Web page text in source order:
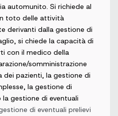
automunito. Si richiede al
toto delle attività
derivanti dalla gestione di
si chiede la capacità di
con il medico della
somministrazione
pazienti, la gestione di
la gestione di
la gestione di eventuali
di eventuali prelievi